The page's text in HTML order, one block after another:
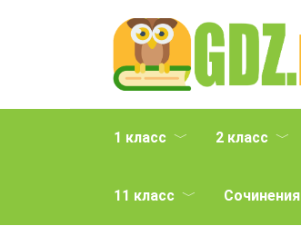
1 класс 2 класс
11 класс Сочинения